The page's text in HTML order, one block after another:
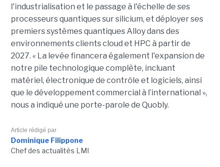
l'industrialisation et le passage à l'échelle de ses
processeurs quantiques sur silicium, et déployer ses
premiers systèmes quantiques Alloy dans des
environnements clients cloud et HPC à partir de
2027. « La levée financera également l'expansion de
notre pile technologique complète, incluant
matériel, électronique de contrôle et logiciels, ainsi
que le développement commercial à l’international »,
nous a indiqué une porte-parole de Quobly.
Article rédigé par
Dominique Filippone
Chef des actualités LMI